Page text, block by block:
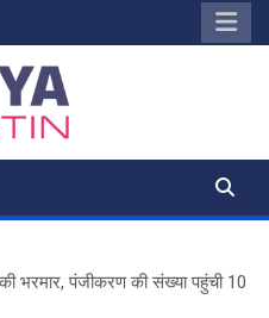
भरमार, पंजीकरण की संख्या पहुंची 10